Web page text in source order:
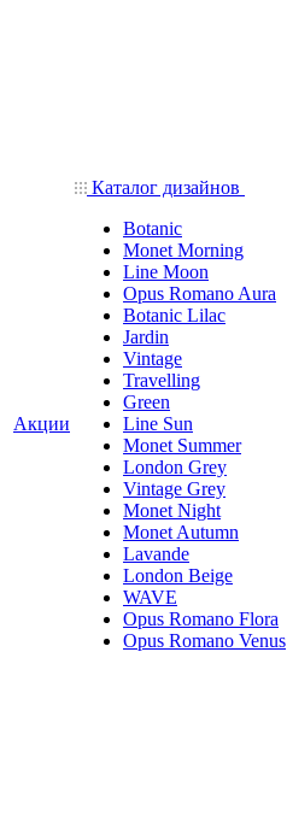
Акции
Каталог дизайнов
Botanic
Monet Morning
Line Moon
Opus Romano Aura
Botanic Lilac
Jardin
Vintage
Travelling
Green
Line Sun
Monet Summer
London Grey
Vintage Grey
Monet Night
Monet Autumn
Lavande
London Beige
WAVE
Opus Romano Flora
Opus Romano Venus